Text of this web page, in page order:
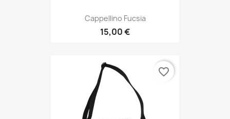
Cappellino Fucsia
15,00 €
favorite_border